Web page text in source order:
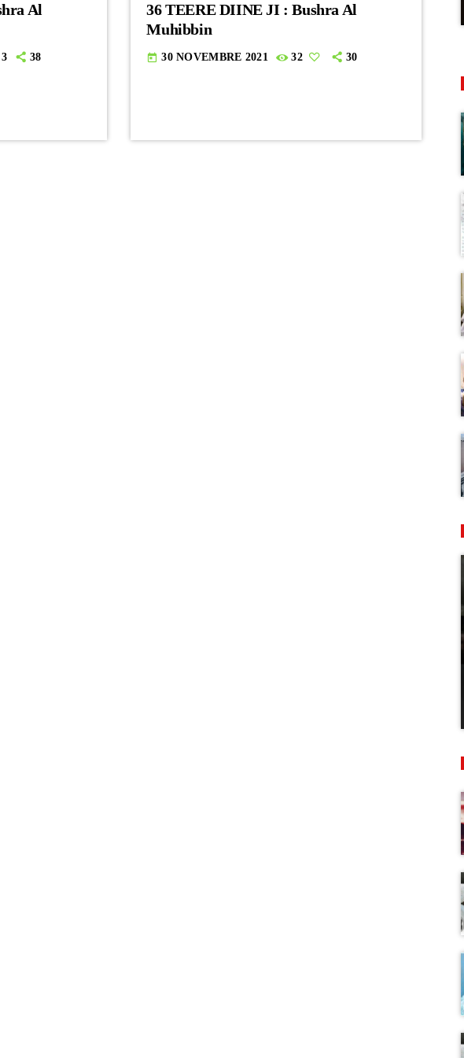
Al
3 38
36 TEERE DIINE JI : Bushra Al
Muhibbin
today 30 NOVEMBRE 2021 32 30